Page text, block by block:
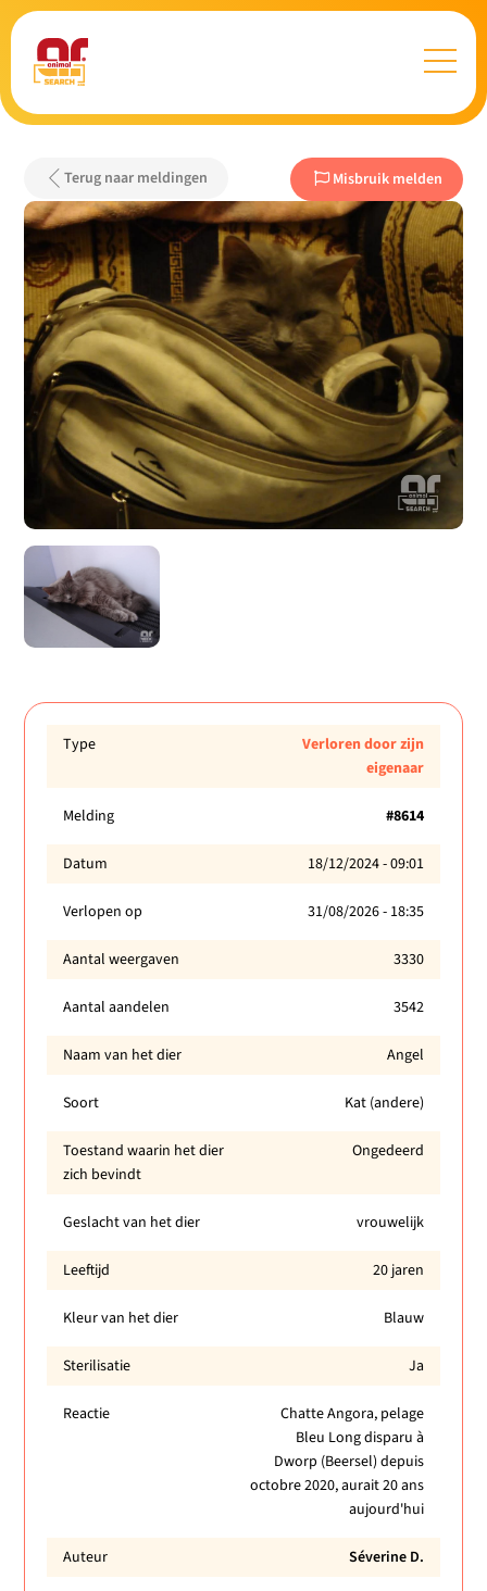
Terug naar meldingen Misbruik melden
Type
Verloren door zijn
eigenaar
Melding #8614
Datum 18/12/2024 - 09:01
Verlopen op 31/08/2026 - 18:35
Aantal weergaven 3330
Aantal aandelen 3542
Naam van het dier Angel
Soort Kat (andere)
Toestand waarin het dier
zich bevindt
Ongedeerd
Geslacht van het dier vrouwelijk
Leeftijd 20 jaren
Kleur van het dier Blauw
Sterilisatie Ja
Reactie
Chatte Angora, pelage
Bleu Long disparu à
Dworp (Beersel) depuis
octobre 2020, aurait 20 ans
aujourd'hui
Auteur Séverine D.